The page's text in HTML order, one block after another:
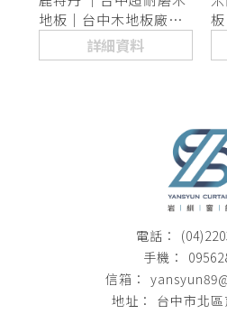
地板｜台中木地板廠商
詳細資料
台中市北